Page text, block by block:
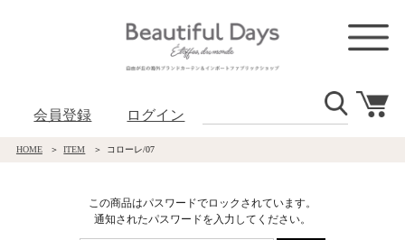
会員登録 ログイン
HOME ITEM コローレ/07
この商品はパスワードでロックされています。
通知されたパスワードを入力してください。